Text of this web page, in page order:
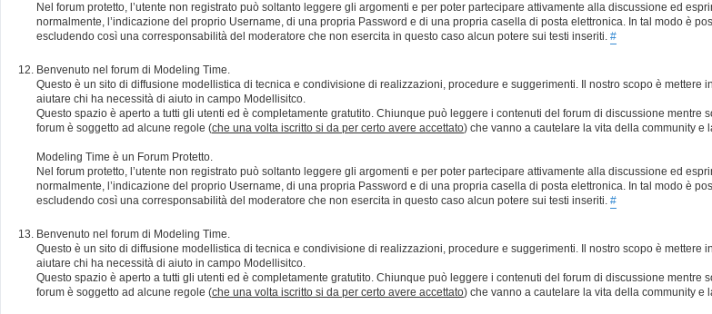
Nel forum protetto, l’utente non registrato può soltanto leggere gli argomenti e per poter partecipare attivamente alla discussione ed
normalmente, l’indicazione del proprio Username, di una propria Password e di una propria casella di posta elettronica. In tal modo è
escludendo così una corresponsabilità del moderatore che non esercita in questo caso alcun potere sui testi inseriti. #
Benvenuto nel forum di Modeling Time.
Questo è un sito di diffusione modellistica di tecnica e condivisione di realizzazioni, procedure e suggerimenti. Il nostro scopo è
aiutare chi ha necessità di aiuto in campo Modellisitco.
Questo spazio è aperto a tutti gli utenti ed è completamente gratutito. Chiunque può leggere i contenuti del forum di discussione
forum è soggetto ad alcune regole (che una volta iscritto si da per certo avere accettato) che vanno a cautelare la vita della community e
Modeling Time è un Forum Protetto.
Nel forum protetto, l’utente non registrato può soltanto leggere gli argomenti e per poter partecipare attivamente alla discussione ed
normalmente, l’indicazione del proprio Username, di una propria Password e di una propria casella di posta elettronica. In tal modo è
escludendo così una corresponsabilità del moderatore che non esercita in questo caso alcun potere sui testi inseriti. #
Benvenuto nel forum di Modeling Time.
Questo è un sito di diffusione modellistica di tecnica e condivisione di realizzazioni, procedure e suggerimenti. Il nostro scopo è
aiutare chi ha necessità di aiuto in campo Modellisitco.
Questo spazio è aperto a tutti gli utenti ed è completamente gratutito. Chiunque può leggere i contenuti del forum di discussione
forum è soggetto ad alcune regole (che una volta iscritto si da per certo avere accettato) che vanno a cautelare la vita della community e